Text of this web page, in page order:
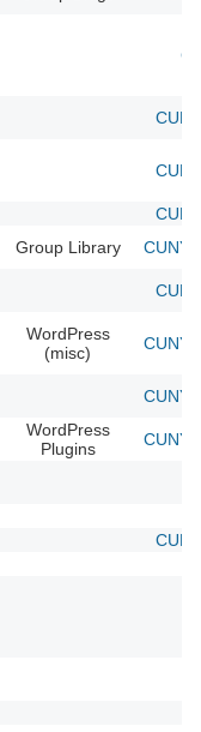
Group Library CUNY
WordPress
(misc)
CUNY
CUNY
WordPress
Plugins
CUNY